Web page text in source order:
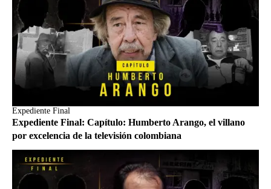
Expediente Final
Expediente Final: Capítulo: Humberto Arango, el villano
por excelencia de la televisión colombiana